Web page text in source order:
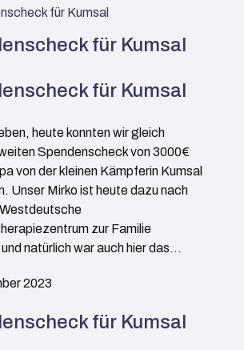
für Kumsal
für Kumsal
heute konnten wir gleich
Spendenscheck von 3000€
von der kleinen Kämpferin Kumsal
Unser Mirko ist heute dazu nach
zur Familie
natürlich war auch hier das…
2023
für Kumsal